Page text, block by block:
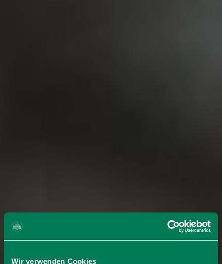
Wir verwenden Cookies